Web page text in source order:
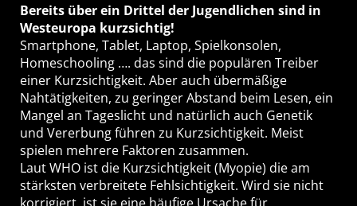
Bereits über ein Drittel der Jugendlichen sind in
Westeuropa kurzsichtig!
Smartphone, Tablet, Laptop, Spielkonsolen,
Homeschooling …. das sind die populären Treiber
einer Kurzsichtigkeit. Aber auch übermäßige
Nahtätigkeiten, zu geringer Abstand beim Lesen, ein
Mangel an Tageslicht und natürlich auch Genetik
und Vererbung führen zu Kurzsichtigkeit. Meist
spielen mehrere Faktoren zusammen.
Laut WHO ist die Kurzsichtigkeit (Myopie) die am
stärksten verbreitete Fehlsichtigkeit. Wird sie nicht
korrigiert, ist sie eine häufige Ursache für